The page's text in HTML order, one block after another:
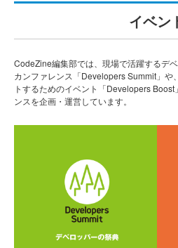
イベン
CodeZine編集部では、現場で活躍するデ
カンファレンス「Developers Summit」や
トするためのイベント「Developers
ンスを企画・運営しています。